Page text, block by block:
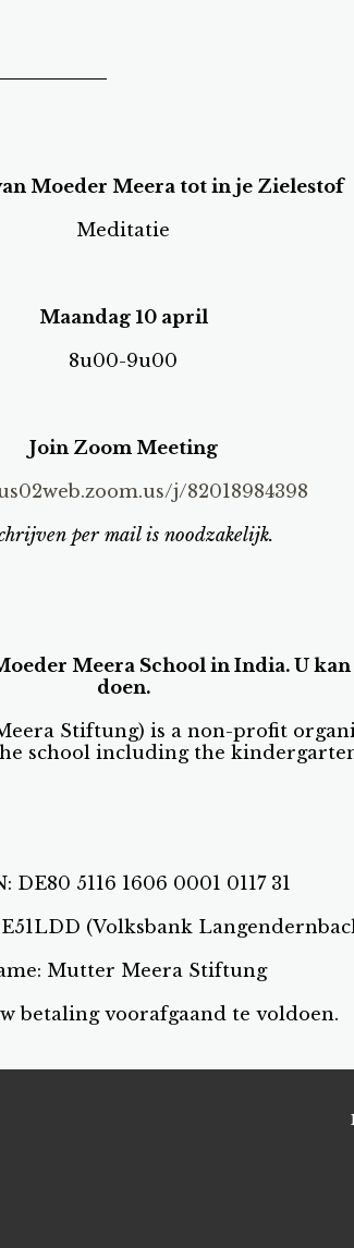
Moeder Meera tot in je Zielestof
Meditatie
Maandag 10 april
8u00-9u00
Join Zoom Meeting
j/82018984398
per mail is noodzakelijk.
Meera School in India. U
doen.
Stiftung) is a non-profit
school including the
DE80 5116 1606 0001 0117 31
(Volksbank
Mutter Meera Stiftung
betaling voorafgaand te voldoen.